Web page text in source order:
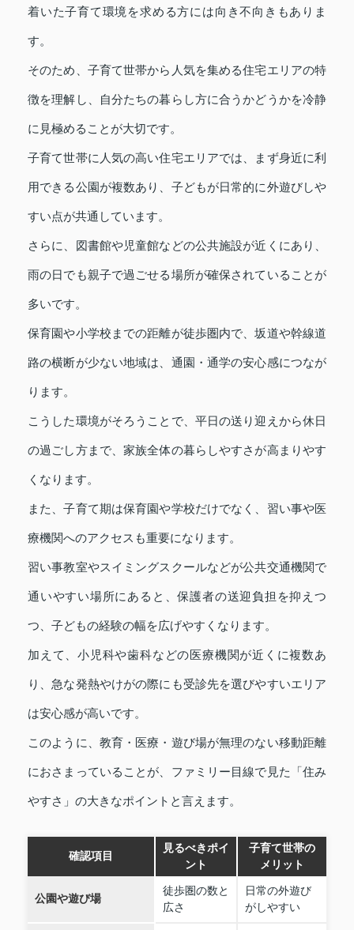
着いた子育て環境を求める方には向き不向きもありま
す。
そのため、子育て世帯から人気を集める住宅エリアの特
徴を理解し、自分たちの暮らし方に合うかどうかを冷静
に見極めることが大切です。
子育て世帯に人気の高い住宅エリアでは、まず身近に利
用できる公園が複数あり、子どもが日常的に外遊びしや
すい点が共通しています。
さらに、図書館や児童館などの公共施設が近くにあり、
雨の日でも親子で過ごせる場所が確保されていることが
多いです。
保育園や小学校までの距離が徒歩圏内で、坂道や幹線道
路の横断が少ない地域は、通園・通学の安心感につなが
ります。
こうした環境がそろうことで、平日の送り迎えから休日
の過ごし方まで、家族全体の暮らしやすさが高まりやす
くなります。
また、子育て期は保育園や学校だけでなく、習い事や医
療機関へのアクセスも重要になります。
習い事教室やスイミングスクールなどが公共交通機関で
通いやすい場所にあると、保護者の送迎負担を抑えつ
つ、子どもの経験の幅を広げやすくなります。
加えて、小児科や歯科などの医療機関が近くに複数あ
り、急な発熱やけがの際にも受診先を選びやすいエリア
は安心感が高いです。
このように、教育・医療・遊び場が無理のない移動距離
におさまっていることが、ファミリー目線で見た「住み
やすさ」の大きなポイントと言えます。
確認項目
見るべきポイ
ント
子育て世帯の
メリット
公園や遊び場
徒歩圏の数と
広さ
日常の外遊び
がしやすい